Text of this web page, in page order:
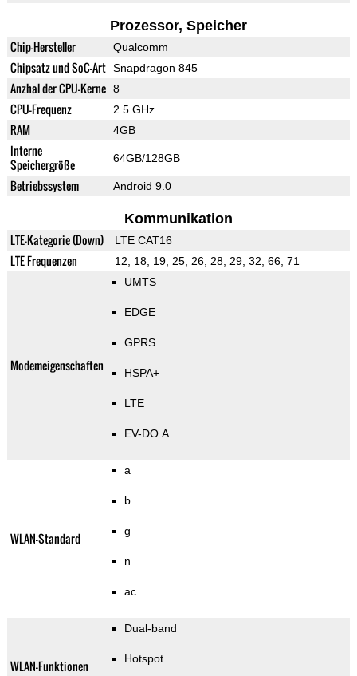
Prozessor, Speicher
Chip-Hersteller Qualcomm
Chipsatz und SoC-Art Snapdragon 845
Anzhal der CPU-Kerne 8
CPU-Frequenz 2.5 GHz
RAM 4GB
Interne
Speichergröße
64GB/128GB
Betriebssystem Android 9.0
Kommunikation
LTE-Kategorie (Down) LTE CAT16
LTE Frequenzen 12, 18, 19, 25, 26, 28, 29, 32, 66, 71
Modemeigenschaften
UMTS
EDGE
GPRS
HSPA+
LTE
EV-DO A
WLAN-Standard
a
b
g
n
ac
WLAN-Funktionen
Dual-band
Hotspot